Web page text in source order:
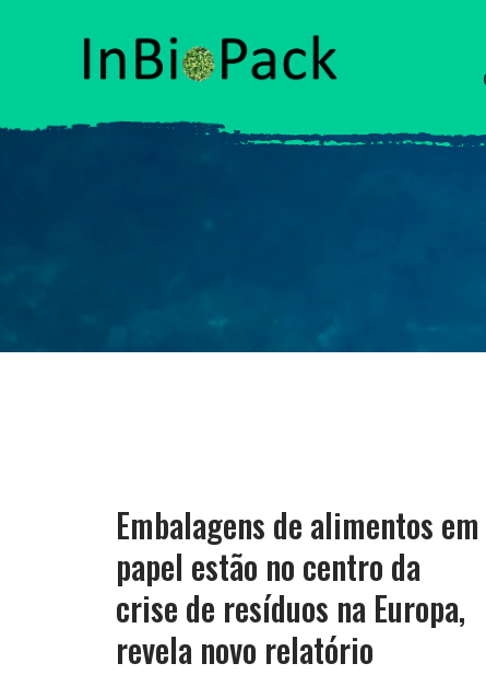
Embalagens de alimentos em
papel estão no centro da
crise de resíduos na Europa,
revela novo relatório